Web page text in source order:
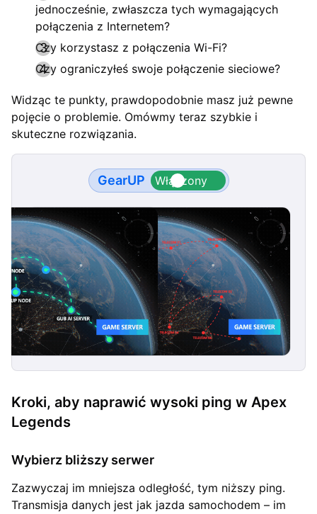
jednocześnie, zwłaszcza tych wymagających
połączenia z Internetem?
Czy korzystasz z połączenia Wi-Fi?
Czy ograniczyłeś swoje połączenie sieciowe?
Widząc te punkty, prawdopodobnie masz już pewne
pojęcie o problemie. Omówmy teraz szybkie i
skuteczne rozwiązania.
GearUP
Kroki, aby naprawić wysoki ping w Apex
Legends
Wybierz bliższy serwer
Zazwyczaj im mniejsza odległość, tym niższy ping.
Transmisja danych jest jak jazda samochodem – im